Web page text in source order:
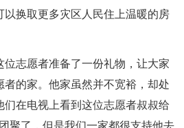
换取更多灾区人民住上温暖的房
志愿者准备了一份礼物，让大家
的家。他家虽然并不宽裕，却处
在电视上看到这位志愿者叔叔给
聚了，但是我们一家都很支持他去